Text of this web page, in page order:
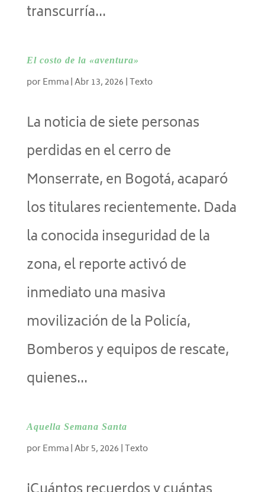
transcurría...
El costo de la «aventura»
porEmma|Abr 13, 2026 |Texto
La noticia de siete personas
perdidas en el cerro de
Monserrate, en Bogotá, acaparó
los titulares recientemente. Dada
la conocida inseguridad de la
zona, el reporte activó de
inmediato una masiva
movilización de la Policía,
Bomberos y equipos de rescate,
quienes...
Aquella Semana Santa
porEmma|Abr 5, 2026 |Texto